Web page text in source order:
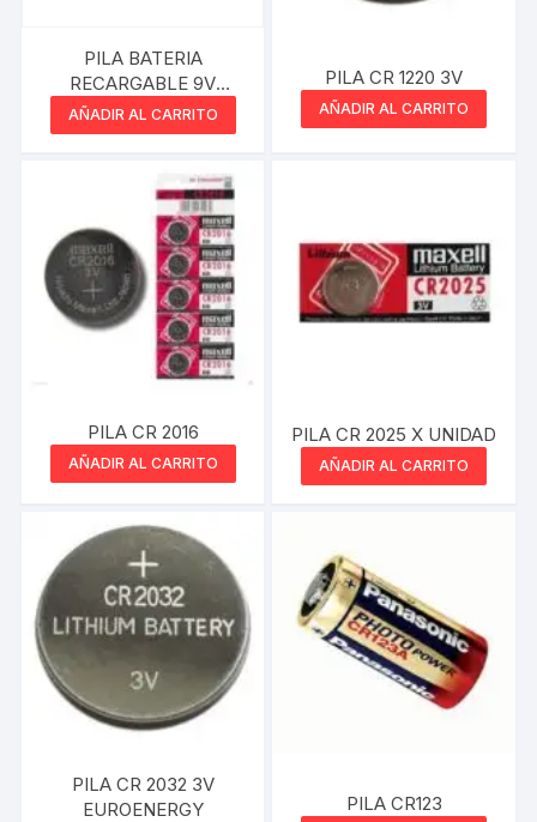
PILA BATERIA
RECARGABLE 9V
NETMAK 250MAH
AÑADIR AL CARRITO
PILA CR 1220 3V
AÑADIR AL CARRITO
PILA CR 2016
AÑADIR AL CARRITO
PILA CR 2025 X UNIDAD
AÑADIR AL CARRITO
PILA CR 2032 3V
EUROENERGY
PILA CR123